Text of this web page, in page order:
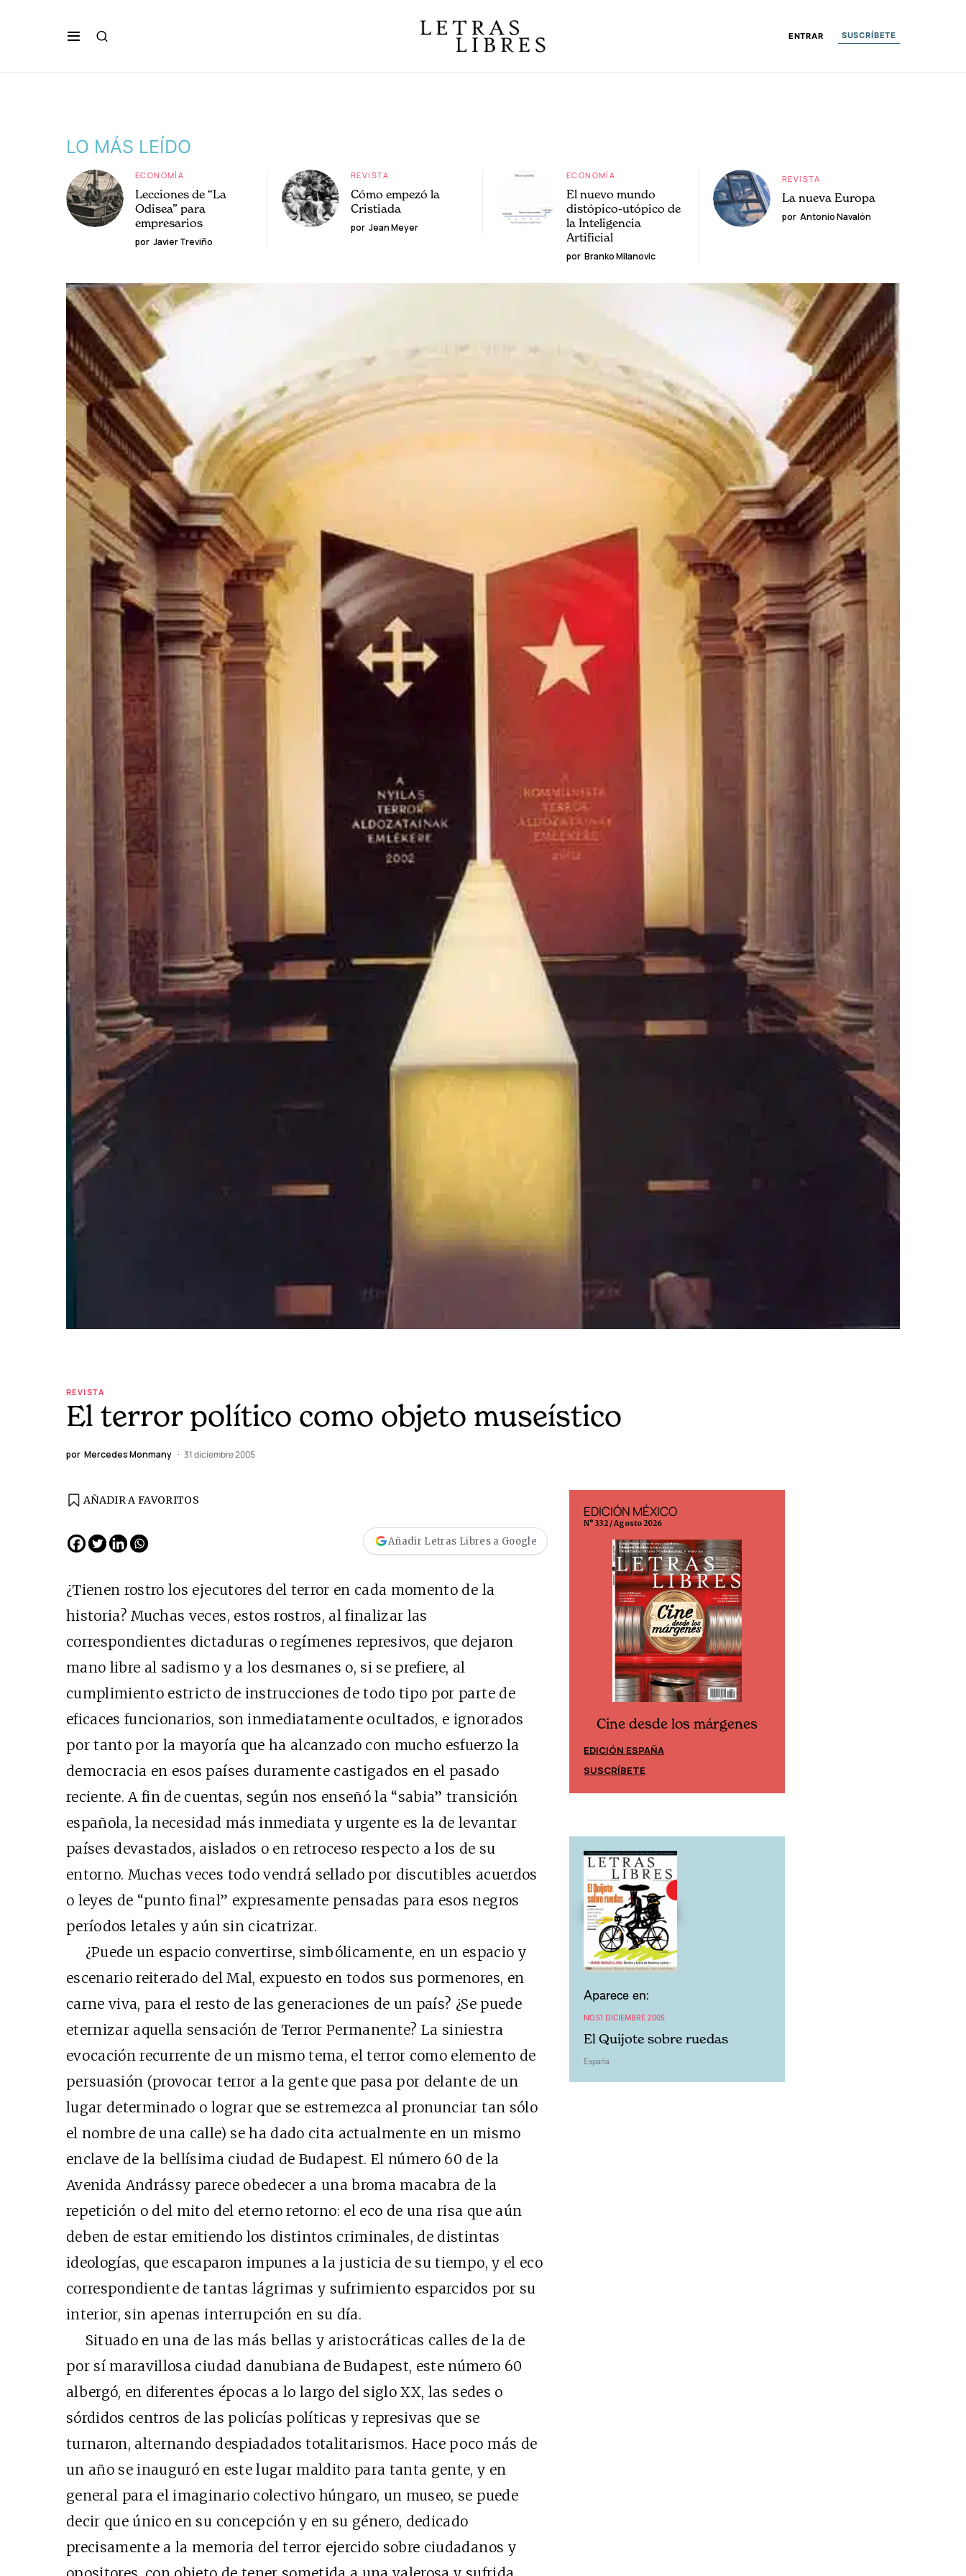
ENTRAR SUSCRÍBETE
LO MÁS LEÍDO
ECONOMÍA
Lecciones de “La
Odisea” para
empresarios
por Javier Treviño
REVISTA
Cómo empezó la
Cristiada
por Jean Meyer
ECONOMÍA
El nuevo mundo
distópico-utópico de
la Inteligencia
Artificial
por Branko Milanovic
REVISTA
La nueva Europa
por Antonio Navalón
REVISTA
El terror político como objeto museístico
por Mercedes Monmany 31 diciembre 2005
AÑADIR A FAVORITOS
Añadir Letras Libres a Google
¿Tienen rostro los ejecutores del terror en cada momento de la
historia? Muchas veces, estos rostros, al finalizar las
correspondientes dictaduras o regímenes represivos, que dejaron
mano libre al sadismo y a los desmanes o, si se prefiere, al
cumplimiento estricto de instrucciones de todo tipo por parte de
eficaces funcionarios, son inmediatamente ocultados, e ignorados
por tanto por la mayoría que ha alcanzado con mucho esfuerzo la
democracia en esos países duramente castigados en el pasado
reciente. A fin de cuentas, según nos enseñó la “sabia” transición
española, la necesidad más inmediata y urgente es la de levantar
países devastados, aislados o en retroceso respecto a los de su
entorno. Muchas veces todo vendrá sellado por discutibles acuerdos
o leyes de “punto final” expresamente pensadas para esos negros
períodos letales y aún sin cicatrizar.
¿Puede un espacio convertirse, simbólicamente, en un espacio y
escenario reiterado del Mal, expuesto en todos sus pormenores, en
carne viva, para el resto de las generaciones de un país? ¿Se puede
eternizar aquella sensación de Terror Permanente? La siniestra
evocación recurrente de un mismo tema, el terror como elemento de
persuasión (provocar terror a la gente que pasa por delante de un
lugar determinado o lograr que se estremezca al pronunciar tan sólo
el nombre de una calle) se ha dado cita actualmente en un mismo
enclave de la bellísima ciudad de Budapest. El número 60 de la
Avenida Andrássy parece obedecer a una broma macabra de la
repetición o del mito del eterno retorno: el eco de una risa que aún
deben de estar emitiendo los distintos criminales, de distintas
ideologías, que escaparon impunes a la justicia de su tiempo, y el eco
correspondiente de tantas lágrimas y sufrimiento esparcidos por su
interior, sin apenas interrupción en su día.
Situado en una de las más bellas y aristocráticas calles de la de
por sí maravillosa ciudad danubiana de Budapest, este número 60
albergó, en diferentes épocas a lo largo del siglo XX, las sedes o
sórdidos centros de las policías políticas y represivas que se
turnaron, alternando despiadados totalitarismos. Hace poco más de
un año se inauguró en este lugar maldito para tanta gente, y en
general para el imaginario colectivo húngaro, un museo, se puede
decir que único en su concepción y en su género, dedicado
precisamente a la memoria del terror ejercido sobre ciudadanos y
Cine desde los márgenes
EDICIÓN MÉXICO
SUSCRÍBETE
EDICIÓN MÉXICO
N° 332 / Agosto 2026
Cine desde los márgenes
EDICIÓN ESPAÑA
SUSCRÍBETE
Aparece en:
NO.51 DICIEMBRE 2005
El Quijote sobre ruedas
España